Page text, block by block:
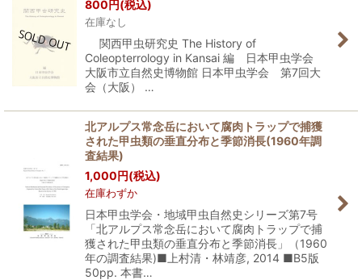
800円(税込)
在庫なし
関西甲虫研究史 The History of
Coleopterrology in Kansai 編 日本甲虫学会
大阪市立自然史博物館 日本甲虫学会 第7回大
会（大阪） …
北アルプス常念岳において腐肉トラップで捕獲
された甲虫類の垂直分布と季節消長(1960年調
査結果)
1,000円(税込)
在庫わずか
日本甲虫学会・地域甲虫自然史シリーズ第7号
「北アルプス常念岳において腐肉トラップで捕
獲された甲虫類の垂直分布と季節消長」（1960
年の調査結果)■上村清・林靖彦, 2014 ■B5版
50pp. 本書…